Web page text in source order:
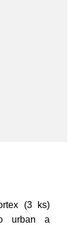
(3 ks)
urban a